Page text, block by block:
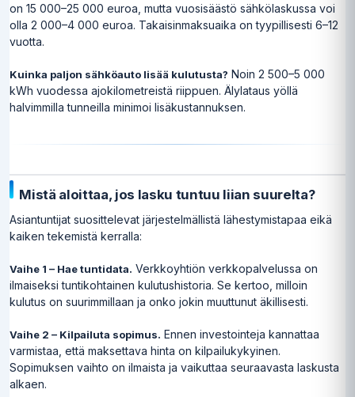
on 15 000–25 000 euroa, mutta vuosisäästö sähkölaskussa voi
olla 2 000–4 000 euroa. Takaisinmaksuaika on tyypillisesti 6–12
vuotta.
Kuinka paljon sähköauto lisää kulutusta? Noin 2 500–5 000
kWh vuodessa ajokilometreistä riippuen. Älylataus yöllä
halvimmilla tunneilla minimoi lisäkustannuksen.
Mistä aloittaa, jos lasku tuntuu liian suurelta?
Asiantuntijat suosittelevat järjestelmällistä lähestymistapaa eikä
kaiken tekemistä kerralla:
Vaihe 1 – Hae tuntidata. Verkkoyhtiön verkkopalvelussa on
ilmaiseksi tuntikohtainen kulutushistoria. Se kertoo, milloin
kulutus on suurimmillaan ja onko jokin muuttunut äkillisesti.
Vaihe 2 – Kilpailuta sopimus. Ennen investointeja kannattaa
varmistaa, että maksettava hinta on kilpailukykyinen.
Sopimuksen vaihto on ilmaista ja vaikuttaa seuraavasta laskusta
alkaen.